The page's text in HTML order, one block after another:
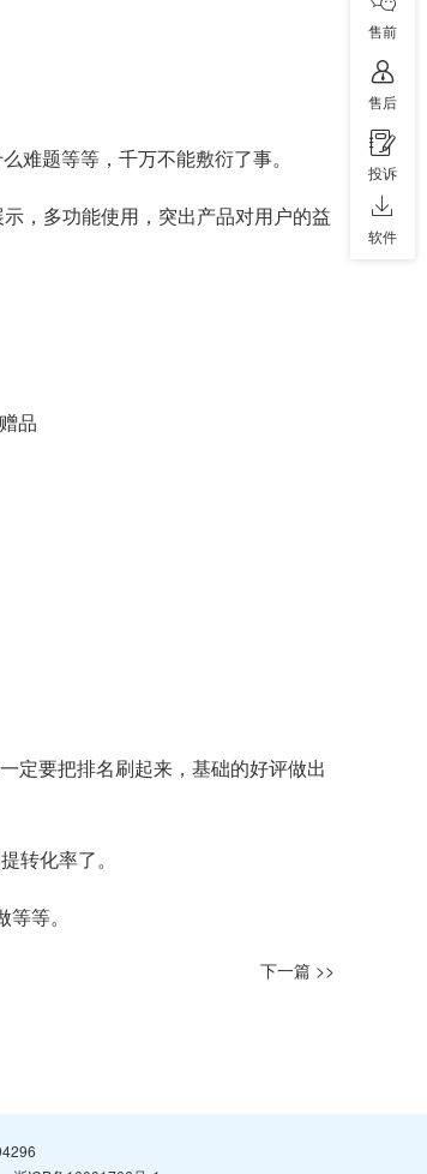
难题等等，千万不能敷衍了事。
，多功能使用，突出产品对用户的益
品
定要把排名刷起来，基础的好评做出
转化率了。
等。
下一篇 >>
售前
售后
投诉
软件